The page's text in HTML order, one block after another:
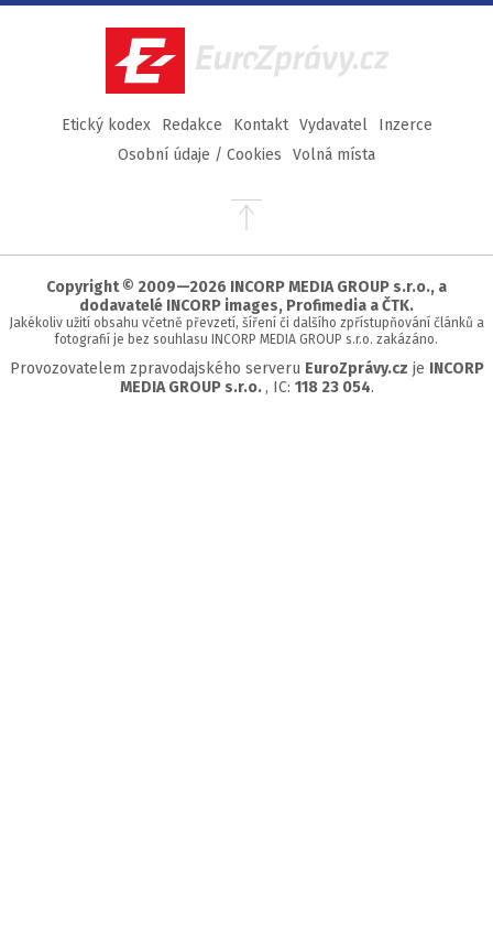
Facebook
TwitterInstagram
YouTube
EuroZprávy.cz
Etický kodex Redakce Kontakt Vydavatel
Inzerce
Osobní údaje / Cookies
Volná místa
Přejít
stránky
Copyright © 2009—2026 INCORP MEDIA GROUP s.r.o., a
dodavatelé INCORP images, Profimedia a ČTK.
Jakékoliv užití obsahu včetně převzetí, šíření či dalšího zpřístupňování článků a
fotografií je bez souhlasu INCORP MEDIA GROUP s.r.o. zakázáno.
Provozovatelem zpravodajského serveru EuroZprávy.cz je INCORP
MEDIA GROUP s.r.o., IC: 118 23 054.